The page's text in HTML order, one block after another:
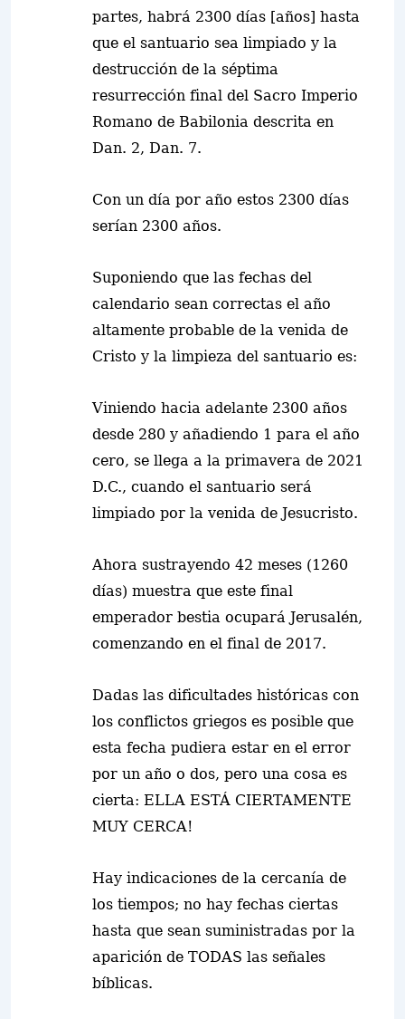
partes, habrá 2300 días [años] hasta
que el santuario sea limpiado y la
destrucción de la séptima
resurrección final del Sacro Imperio
Romano de Babilonia descrita en
Dan. 2, Dan. 7.
Con un día por año estos 2300 días
serían 2300 años.
Suponiendo que las fechas del
calendario sean correctas el año
altamente probable de la venida de
Cristo y la limpieza del santuario es:
Viniendo hacia adelante 2300 años
desde 280 y añadiendo 1 para el año
cero, se llega a la primavera de 2021
D.C., cuando el santuario será
limpiado por la venida de Jesucristo.
Ahora sustrayendo 42 meses (1260
días) muestra que este final
emperador bestia ocupará Jerusalén,
comenzando en el final de 2017.
Dadas las dificultades históricas con
los conflictos griegos es posible que
esta fecha pudiera estar en el error
por un año o dos, pero una cosa es
cierta: ELLA ESTÁ CIERTAMENTE
MUY CERCA!
Hay indicaciones de la cercanía de
los tiempos; no hay fechas ciertas
hasta que sean suministradas por la
aparición de TODAS las señales
bíblicas.